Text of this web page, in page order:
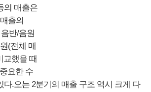
의 매출은
출의
반/음원
(전체 매
교했을 때
요한 수
다.오는 2분기의 매출 구조 역시 크게 다